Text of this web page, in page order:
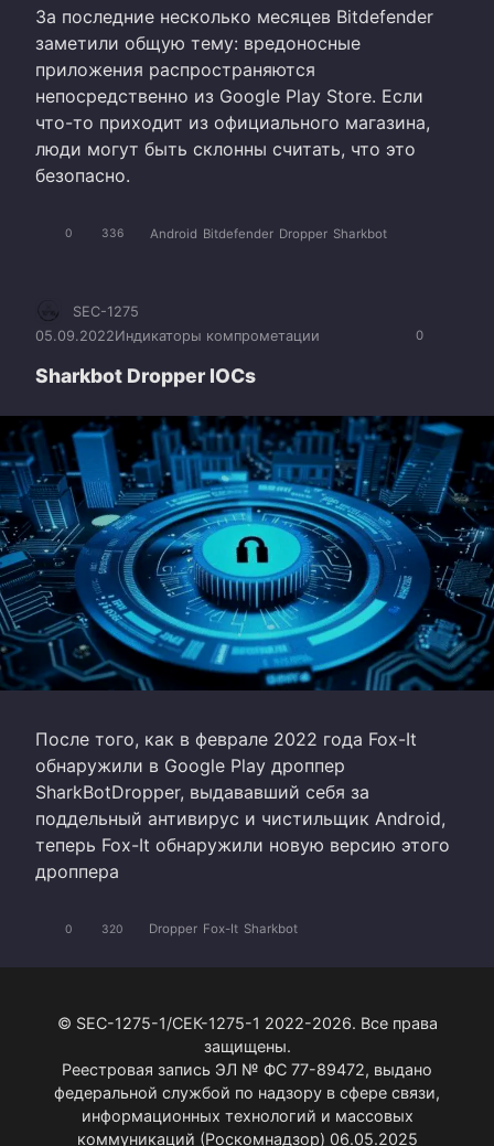
За последние несколько месяцев Bitdefender
заметили общую тему: вредоносные
приложения распространяются
непосредственно из Google Play Store. Если
что-то приходит из официального магазина,
люди могут быть склонны считать, что это
безопасно.
0 336 Android Bitdefender Dropper Sharkbot
0
SEC-1275
05.09.2022Индикаторы компрометации
Sharkbot Dropper IOCs
После того, как в феврале 2022 года Fox-It
обнаружили в Google Play дроппер
SharkBotDropper, выдававший себя за
поддельный антивирус и чистильщик Android,
теперь Fox-It обнаружили новую версию этого
дроппера
0 320 Dropper Fox-It Sharkbot
© SEC-1275-1/СЕК-1275-1 2022-2026. Все права
защищены.
Реестровая запись ЭЛ № ФС 77-89472, выдано
федеральной службой по надзору в сфере связи,
информационных технологий и массовых
коммуникаций (Роскомнадзор) 06.05.2025